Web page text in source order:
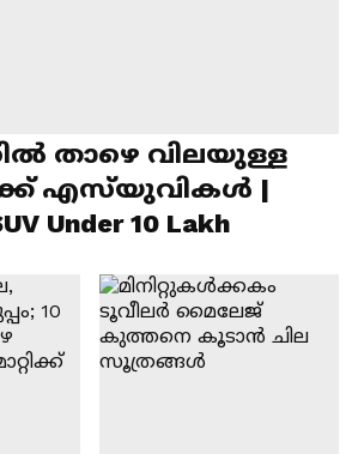
താഴെ വിലയുള്ള
എസ്‍യുവികൾ |
Under 10 Lakh